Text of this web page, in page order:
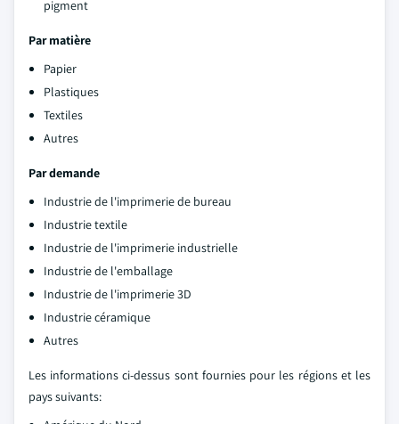
pigment
Par matière
Papier
Plastiques
Textiles
Autres
Par demande
Industrie de l'imprimerie de bureau
Industrie textile
Industrie de l'imprimerie industrielle
Industrie de l'emballage
Industrie de l'imprimerie 3D
Industrie céramique
Autres
Les informations ci-dessus sont fournies pour les régions et les
pays suivants: